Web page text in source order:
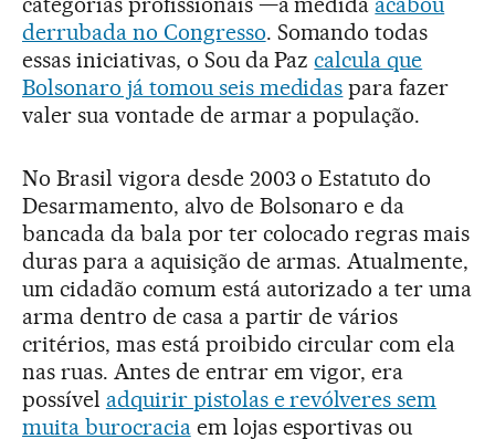
derrubada no Congresso. Somando todas
essas iniciativas, o Sou da Pazcalcula que
Bolsonaro já tomou seis medidas para fazer
valer sua vontade de armar a população.
No Brasil vigora desde 2003 o Estatuto do
Desarmamento, alvo de Bolsonaro e da
bancada da bala por ter colocado regras mais
duras para a aquisição de armas. Atualmente,
um cidadão comum está autorizado a ter uma
arma dentro de casa a partir de vários
critérios, mas está proibido circular com ela
nas ruas. Antes de entrar em vigor, era
possível adquirir pistolas e revólveres sem
muita burocraciaem lojas esportivas ou